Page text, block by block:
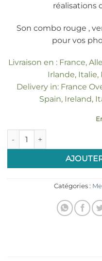
réalisations
Son combo rouge ,
pour vos
Livraison en : France,
Irlande, Italie,
Delivery in: France
Spain, Ireland,
quantité de Etiquettes à
Catégories :